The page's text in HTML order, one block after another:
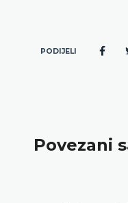
PODIJELI
Povezani